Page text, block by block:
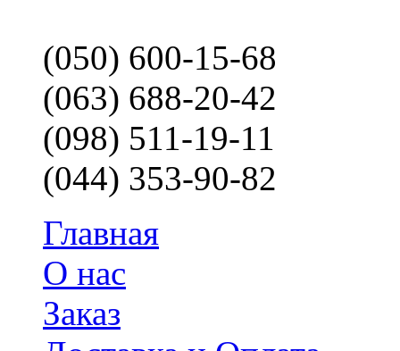
(050) 600-15-68
(063) 688-20-42
(098) 511-19-11
(044) 353-90-82
Главная
О нас
Заказ